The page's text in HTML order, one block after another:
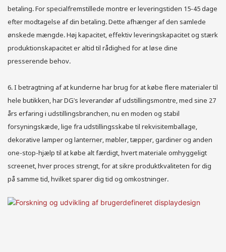
betaling. For specialfremstillede montre er leveringstiden 15-45 dage
efter modtagelse af din betaling. Dette afhænger af den samlede
ønskede mængde. Høj kapacitet, effektiv leveringskapacitet og stærk
produktionskapacitet er altid til rådighed for at løse dine
presserende behov.
6. I betragtning af at kunderne har brug for at købe flere materialer til
hele butikken, har DG's leverandør af udstillingsmontre, med sine 27
års erfaring i udstillingsbranchen, nu en moden og stabil
forsyningskæde, lige fra udstillingsskabe til rekvisitemballage,
dekorative lamper og lanterner, møbler, tæpper, gardiner og anden
one-stop-hjælp til at købe alt færdigt, hvert materiale omhyggeligt
screenet, hver proces strengt, for at sikre produktkvaliteten for dig
på samme tid, hvilket sparer dig tid og omkostninger.